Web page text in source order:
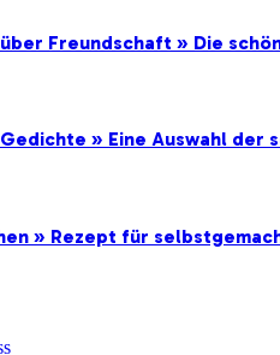
Freundschaft » Die
» Eine Auswahl der
» Rezept für